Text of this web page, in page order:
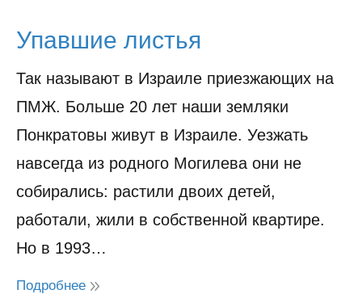
Упавшие листья
Так называют в Израиле приезжающих на
ПМЖ. Больше 20 лет наши земляки
Понкратовы живут в Израиле. Уезжать
навсегда из родного Могилева они не
собирались: растили двоих детей,
работали, жили в собственной квартире.
Но в 1993…
Подробнее